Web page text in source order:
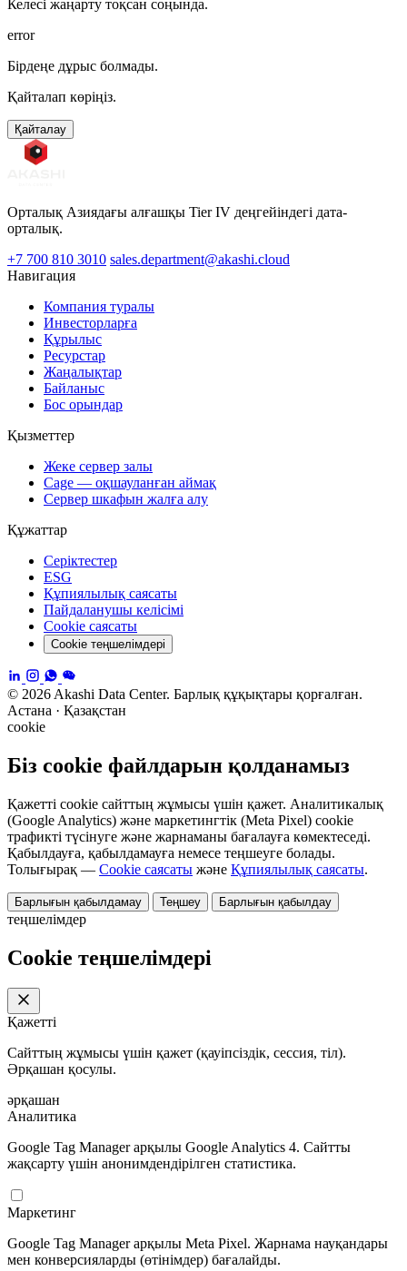
Келесі жаңарту тоқсан соңында.
error
Бірдеңе дұрыс болмады.
Қайталап көріңіз.
Қайталау
Орталық Азиядағы алғашқы Tier IV деңгейіндегі дата-
орталық.
+7 700 810 3010 sales.department@akashi.cloud
Навигация
Компания туралы
Инвесторларға
Құрылыс
Ресурстар
Жаңалықтар
Байланыс
Бос орындар
Қызметтер
Жеке сервер залы
Cage — оқшауланған аймақ
Сервер шкафын жалға алу
Құжаттар
Серіктестер
ESG
Құпиялылық саясаты
Пайдаланушы келісімі
Cookie саясаты
Cookie теңшелімдері
© 2026 Akashi Data Center. Барлық құқықтары қорғалған.
Астана · Қазақстан
cookie
Біз cookie файлдарын қолданамыз
Қажетті cookie сайттың жұмысы үшін қажет. Аналитикалық
(Google Analytics) және маркетингтік (Meta Pixel) cookie
трафикті түсінуге және жарнаманы бағалауға көмектеседі.
Қабылдауға, қабылдамауға немесе теңшеуге болады.
Толығырақ — Cookie саясаты және Құпиялылық саясаты.
Барлығын қабылдамау Теңшеу Барлығын қабылдау
теңшелімдер
Cookie теңшелімдері
Қажетті
Сайттың жұмысы үшін қажет (қауіпсіздік, сессия, тіл).
Әрқашан қосулы.
әрқашан
Аналитика
Google Tag Manager арқылы Google Analytics 4. Сайтты
жақсарту үшін анонимдендірілген статистика.
Маркетинг
Google Tag Manager арқылы Meta Pixel. Жарнама науқандары
мен конверсияларды (өтінімдер) бағалайды.